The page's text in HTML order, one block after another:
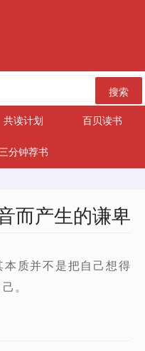
搜索
共读计划 百贝读书
分钟荐书
而产生的谦卑
质并不是把自己想得
。